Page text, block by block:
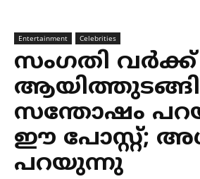
Entertainment Celebrities
സംഗതി വര്‍ക്ക്
സന്തോഷം
ഈ പോസ്റ്റ്;
പറയുന്നു